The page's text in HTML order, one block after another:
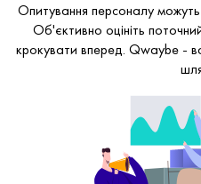
Опитування персоналу
Об'єктивно оцініть
крокувати вперед. Qwaybe -